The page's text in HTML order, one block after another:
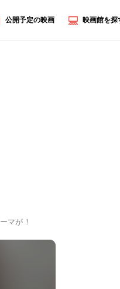
公開予定の映画 映画館を探
マが！